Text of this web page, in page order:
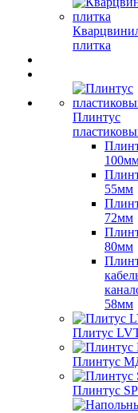
плитка
Плинтус
55мм
72мм
80мм
58мм
Плитус
Плинтус
Плинтус